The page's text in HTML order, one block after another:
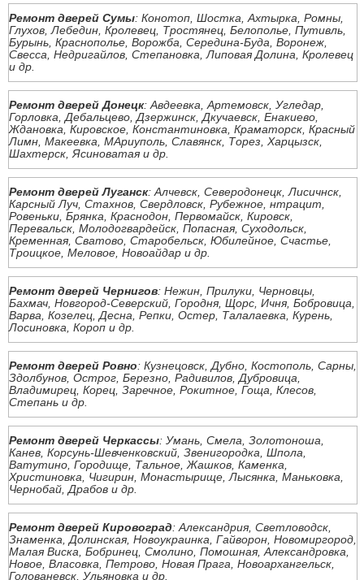
Ремонт дверей Сумы: Конотоп, Шостка, Ахтырка, Ромны,
Глухов, Лебедин, Кролевец, Тростянец, Белополье, Путивль,
Бурынь, Краснополье, Ворожба, Середина-Буда, Воронеж,
Свесса, Недригайлов, Степановка, Липовая Долина, Кролевец
и др.
Ремонт дверей Донецк: Авдеевка, Артемовск, Угледар,
Горловка, Дебальцево, Дзержинск, Дкучаевск, Енакиево,
Ждановка, Кировское, Константиновка, Краматорск, Красный
Лимн, Макеевка, МАриуполь, Славянск, Торез, Харцызск,
Шахтерск, Ясиноватая и др.
Ремонт дверей Луганск: Алчевск, Северодонецк, Лисичнск,
Карсный Луч, Стахнов, Свердловск, Рубежное, нтрацит,
Ровеньки, Брянка, Краснодон, Первомайск, Кировск,
Перевальск, Молодогвардейск, Попасная, Суходольск,
Кременная, Сватово, Старобельск, Юбилейное, Счастье,
Троицкое, Меловое, Новоайдар и др.
Ремонт дверей Чернигов: Нежин, Прилуки, Черновцы,
Бахмач, Новгород-Северский, Городня, Щорс, Ичня, Бобровица,
Варва, Козелец, Десна, Репки, Остер, Талалаевка, Курень,
Лосиновка, Короп и др.
Ремонт дверей Ровно: Кузнецовск, Дубно, Костополь, Сарны,
Здолбунов, Острог, Березно, Радивилов, Дубровица,
Владимирец, Корец, Заречное, Рокитное, Гоща, Клесов,
Степань и др.
Ремонт дверей Черкассы: Умань, Смела, Золотоноша,
Канев, Корсунь-Шевченковский, Звенигородка, Шпола,
Ватутино, Городище, Тальное, Жашков, Каменка,
Христиновка, Чигирин, Монастырище, Лысянка, Маньковка,
Чернобай, Драбов и др.
Ремонт дверей Кировоград: Александрия, Светловодск,
Знаменка, Долинская, Новоукраинка, Гайворон, Новомиргород,
Малая Виска, Бобринец, Смолино, Помошная, Александровка,
Новое, Власовка, Петрово, Новая Прага, Новоархангельск,
Голованевск, Ульяновка и др.